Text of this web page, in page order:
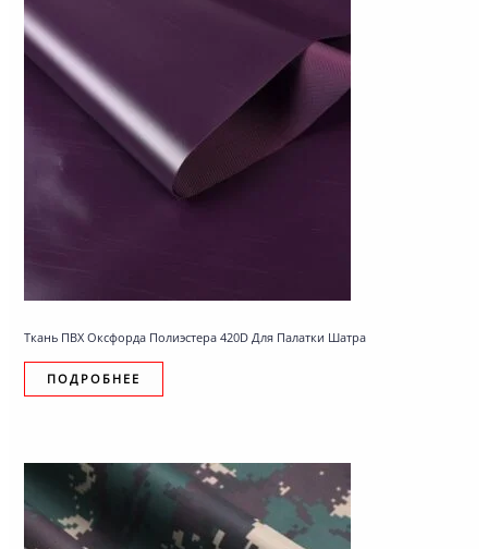
Ткань ПВХ Оксфорда Полиэстера 420D Для Палатки Шатра
ПОДРОБНЕЕ